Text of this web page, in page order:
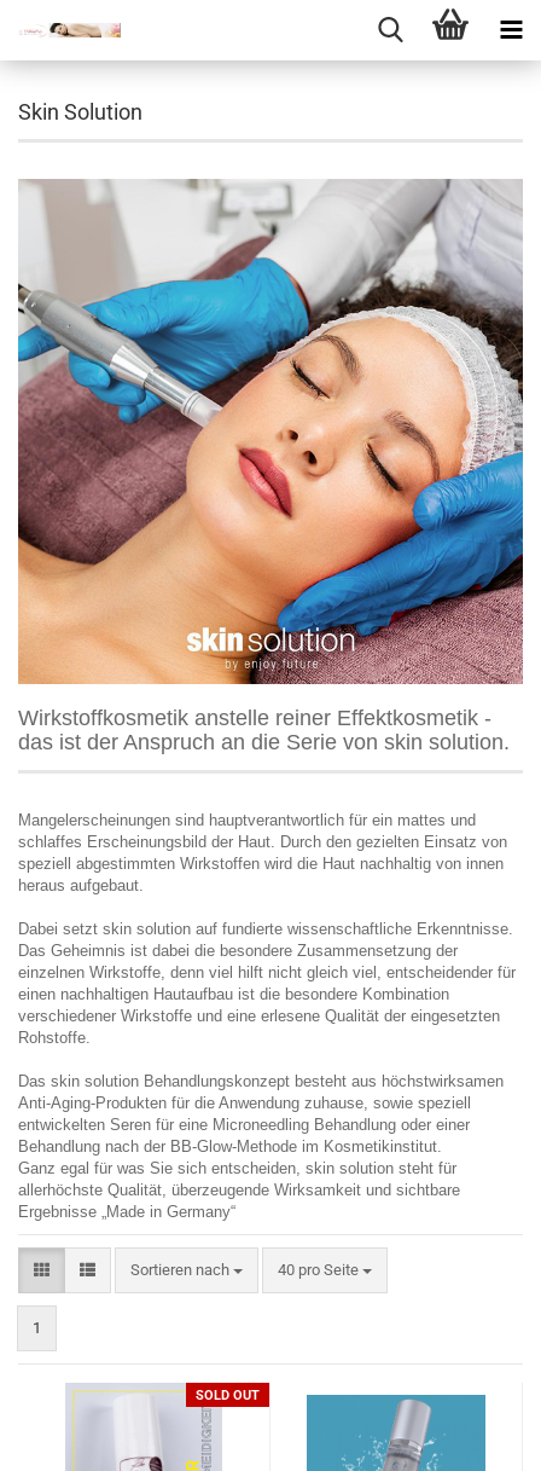
Skin Solution
Wirkstoffkosmetik anstelle reiner Effektkosmetik -
das ist der Anspruch an die Serie von skin solution.
Mangelerscheinungen sind hauptverantwortlich für ein mattes und
schlaffes Erscheinungsbild der Haut. Durch den gezielten Einsatz von
speziell abgestimmten Wirkstoffen wird die Haut nachhaltig von innen
heraus aufgebaut.
Dabei setzt skin solution auf fundierte wissenschaftliche Erkenntnisse.
Das Geheimnis ist dabei die besondere Zusammensetzung der
einzelnen Wirkstoffe, denn viel hilft nicht gleich viel, entscheidender für
einen nachhaltigen Hautaufbau ist die besondere Kombination
verschiedener Wirkstoffe und eine erlesene Qualität der eingesetzten
Rohstoffe.
Das skin solution Behandlungskonzept besteht aus höchstwirksamen
Anti-Aging-Produkten für die Anwendung zuhause, sowie speziell
entwickelten Seren für eine Microneedling Behandlung oder einer
Behandlung nach der BB-Glow-Methode im Kosmetikinstitut.
Ganz egal für was Sie sich entscheiden, skin solution steht für
allerhöchste Qualität, überzeugende Wirksamkeit und sichtbare
Ergebnisse „Made in Germany“
Sortieren nach
Sortieren nach 40 pro Seite
pro Seite
1
SOLD OUT